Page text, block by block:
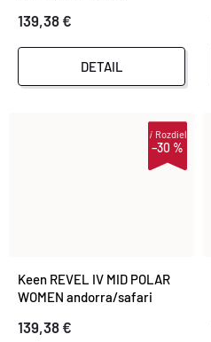
139,38 €
DETAIL
–30 %
iRozdiel
Keen REVEL IV MID POLAR
WOMEN andorra/safari
139,38 €